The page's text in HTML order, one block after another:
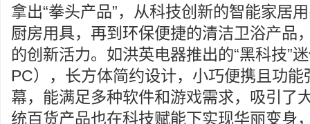
拿出“拳头产品”，从科技创新的智能家居
厨房用具，再到环保便捷的清洁卫浴产品
的创新活力。如洪英电器推出的“黑科技”
PC），长方体简约设计，小巧便携且功
幕，能满足多种软件和游戏需求，吸引了
统百货产品也在科技赋能下实现华丽变身